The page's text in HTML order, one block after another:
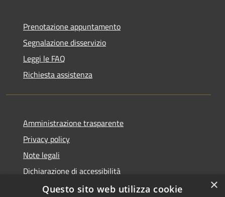
Prenotazione appuntamento
Segnalazione disservizio
Leggi le FAQ
Richiesta assistenza
Amministrazione trasparente
Privacy policy
Note legali
Dichiarazione di accessibilità
×
Questo sito web utilizza cookie